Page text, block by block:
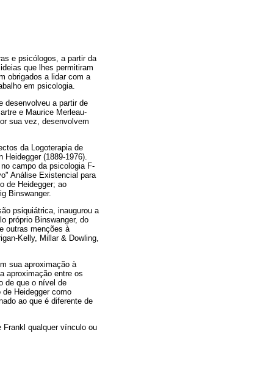
e psicólogos, a partir da
que lhes permitiram
obrigados a lidar com a
em psicologia.
desenvolveu a partir de
e Maurice Merleau-
sua vez, desenvolvem
da Logoterapia de
(1889-1976).
campo da psicologia F-
Análise Existencial para
de Heidegger; ao
Binswanger.
psiquiátrica, inaugurou a
próprio Binswanger, do
outras menções à
Kelly, Millar & Dowling,
sua aproximação à
aproximação entre os
de que o nível de
Heidegger como
ao que é diferente de
Frankl qualquer vínculo ou